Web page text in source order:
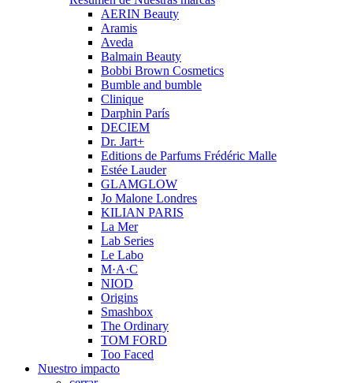
AERIN Beauty
Aramis
Aveda
Balmain Beauty
Bobbi Brown Cosmetics
Bumble and bumble
Clinique
Darphin París
DECIEM
Dr. Jart+
Editions de Parfums Frédéric Malle
Estée Lauder
GLAMGLOW
Jo Malone Londres
KILIAN PARIS
La Mer
Lab Series
Le Labo
M·A·C
NIOD
Origins
Smashbox
The Ordinary
TOM FORD
Too Faced
Nuestro impacto